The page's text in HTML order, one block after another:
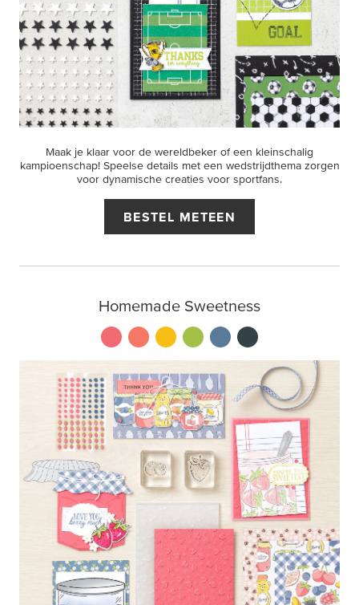
Maak je klaar voor de wereldbeker of een kleinschalig
kampioenschap! Speelse details met een wedstrijdthema zorgen
voor dynamische creaties voor sportfans.
BESTEL METEEN
Homemade Sweetness